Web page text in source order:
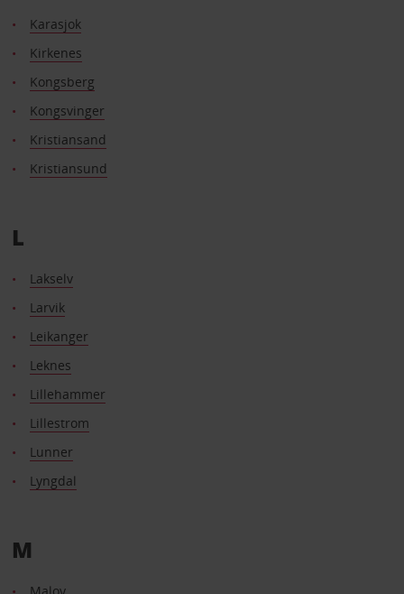
Karasjok
Kirkenes
Kongsberg
Kongsvinger
Kristiansand
Kristiansund
L
Lakselv
Larvik
Leikanger
Leknes
Lillehammer
Lillestrom
Lunner
Lyngdal
M
Maloy